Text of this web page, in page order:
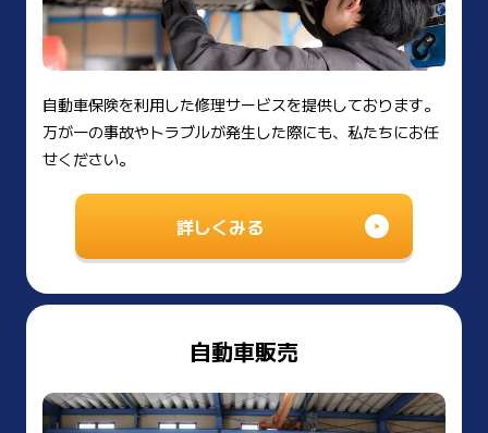
自動車保険を利用した修理サービスを提供しております。
万が一の事故やトラブルが発生した際にも、私たちにお任
せください。
詳しくみる
自動車販売